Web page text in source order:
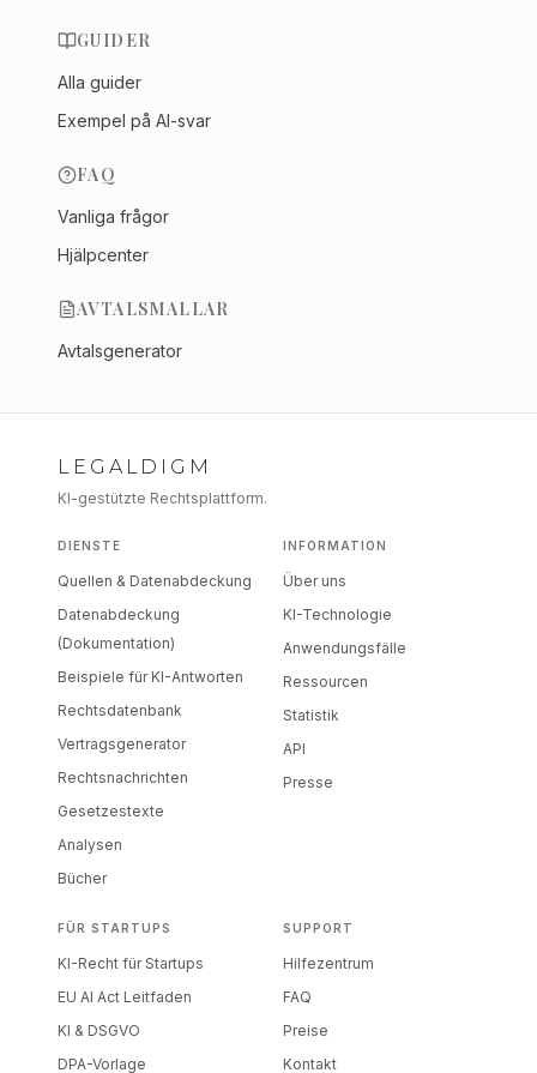
GUIDER
Alla guider
Exempel på AI-svar
FAQ
Vanliga frågor
Hjälpcenter
AVTALSMALLAR
Avtalsgenerator
LEGALDIGM
KI-gestützte Rechtsplattform.
DIENSTE
Quellen & Datenabdeckung
Datenabdeckung
(Dokumentation)
Beispiele für KI-Antworten
Rechtsdatenbank
Vertragsgenerator
Rechtsnachrichten
Gesetzestexte
Analysen
Bücher
INFORMATION
Über uns
KI-Technologie
Anwendungsfälle
Ressourcen
Statistik
API
Presse
FÜR STARTUPS
KI-Recht für Startups
EU AI Act Leitfaden
KI & DSGVO
DPA-Vorlage
SUPPORT
Hilfezentrum
FAQ
Preise
Kontakt